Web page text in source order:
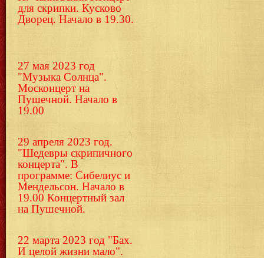
для скрипки. Кусково
Дворец. Начало в 19.30.
27 мая 2023 год
"Музыка Солнца".
Москонцерт на
Пушечной. Начало в
19.00
29 апреля 2023 год.
"Шедевры скрипичного
концерта". В
программе: Сибелиус и
Мендельсон. Начало в
19.00 Концертный зал
на Пушечной.
22 марта 2023 год "Бах.
И целой жизни мало".